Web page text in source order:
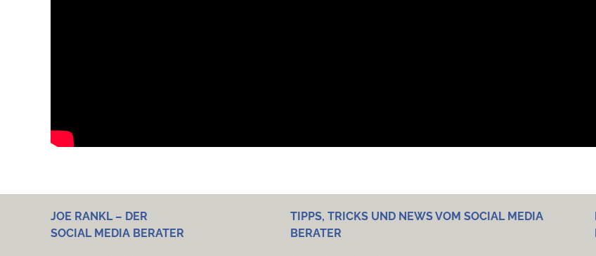
JOE RANKL – DER
SOCIAL MEDIA BERATER
TIPPS, TRICKS UND NEWS VOM SOCIAL MEDIA
BERATER